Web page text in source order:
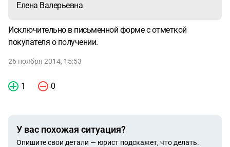
Елена Валерьевна
Исключительно в письменной форме с отметкой
покупателя о получении.
26 ноября 2014, 15:53
1 0
У вас похожая ситуация?
Опишите свои детали — юрист подскажет, что делать.